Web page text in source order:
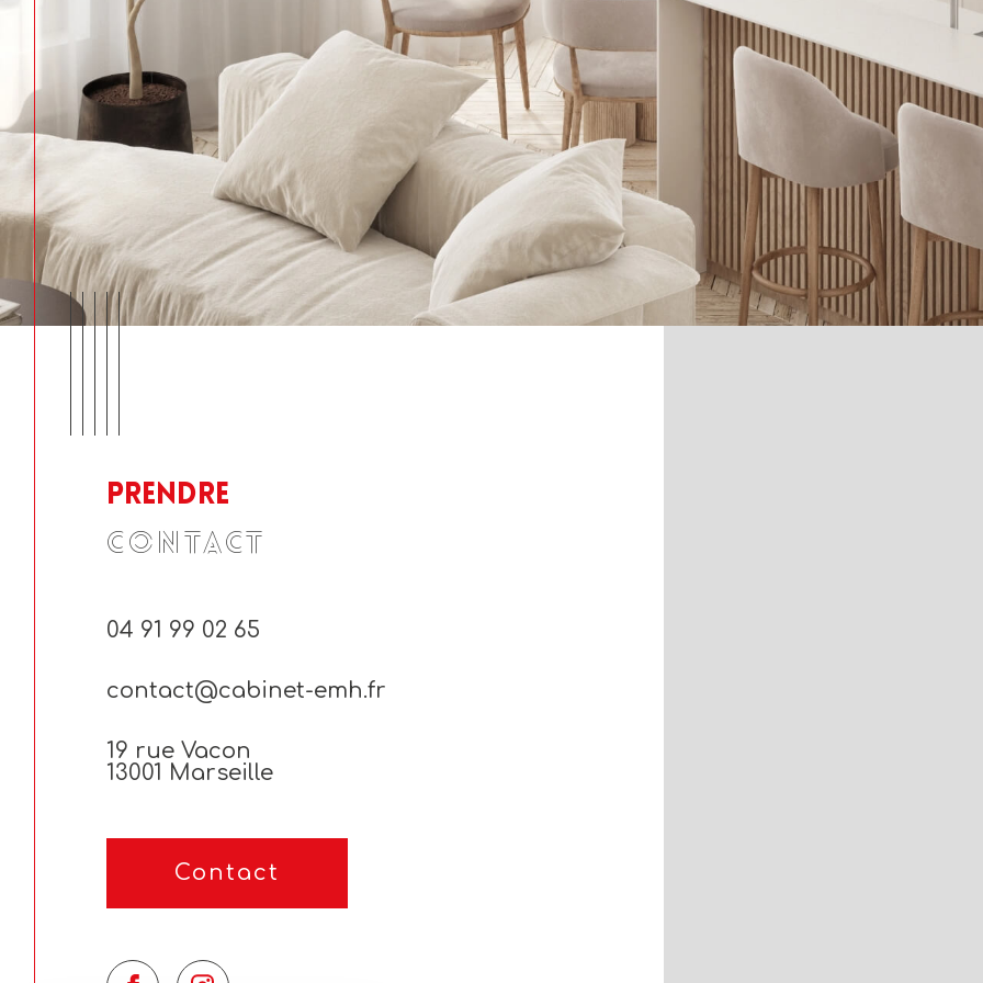
Prendre
CONTACT
04 91 99 02 65
contact@cabinet-emh.fr
19 rue Vacon
13001 Marseille
Contact